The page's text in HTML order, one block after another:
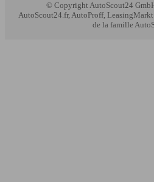
© CopyrightAutoScout24
AutoScout24.fr, AutoProff,
de la famille